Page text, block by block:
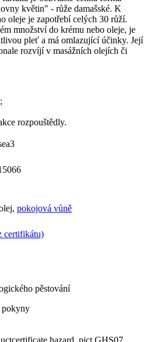
květin" - růže damašské. K
oleje je zapotřebí celých 30 růží.
množství do krému nebo oleje, je
pleť a má omlazující účinky. Její
rozvíjí v masážních olejích či
rozpouštědly.
pokojová vůně
certifikátu)
pěstování
pokyny